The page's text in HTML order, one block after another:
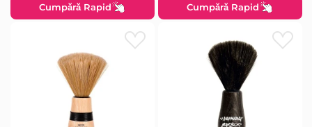
Cumpără Rapid Cumpără Rapid